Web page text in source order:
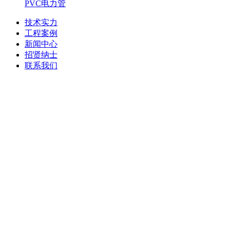
PVC电力管
技术实力
工程案例
新闻中心
招贤纳士
联系我们